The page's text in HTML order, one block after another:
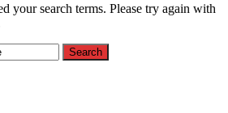
your search terms. Please try again with